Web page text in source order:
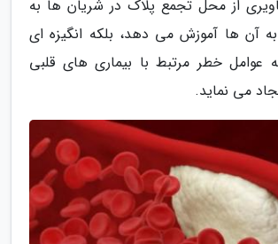
از محل تجمع پلاک در شریان ها به
به آن ها آموزش می دهد، بلکه انگیزه ای
عوامل خطر مرتبط با بیماری های قلبی
می نماید.